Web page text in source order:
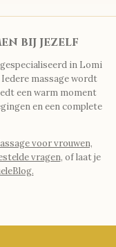
bij jezelf
in Lomi
massage wordt
een warm moment
en een complete
voor vrouwen,
vragen, of laat je